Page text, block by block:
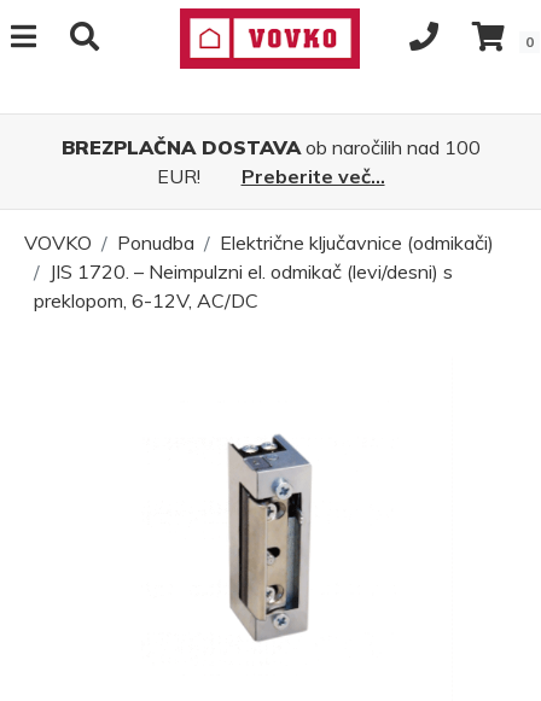
0
BREZPLAČNA DOSTAVAob naročilih nad 100
EUR!
Preberite več...
VOVKO Ponudba
Električne ključavnice (odmikači)
JIS 1720. – Neimpulzni el. odmikač (levi/desni) s
preklopom, 6-12V, AC/DC